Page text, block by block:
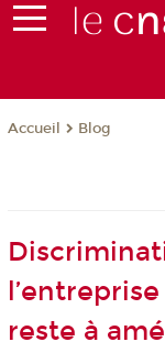
Accueil Blog
reste à